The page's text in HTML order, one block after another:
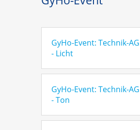
GyHo-Event: Technik-AG
- Licht
GyHo-Event: Technik-AG
- Ton